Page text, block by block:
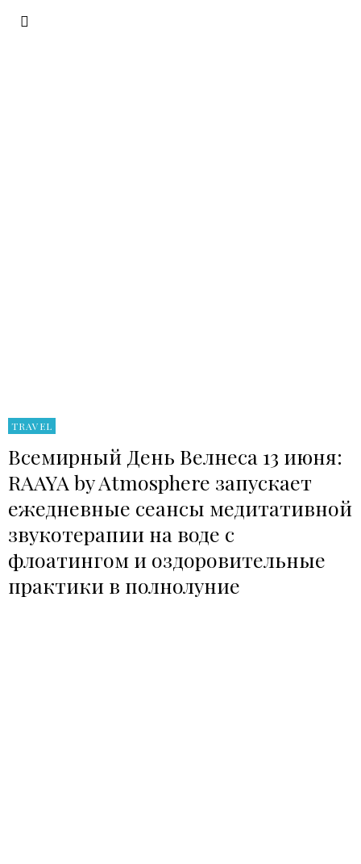
TRAVEL
Всемирный День Велнеса 13 июня:
RAAYA by Atmosphere запускает
ежедневные сеансы медитативной
звукотерапии на воде с
флоатингом и оздоровительные
практики в полнолуние